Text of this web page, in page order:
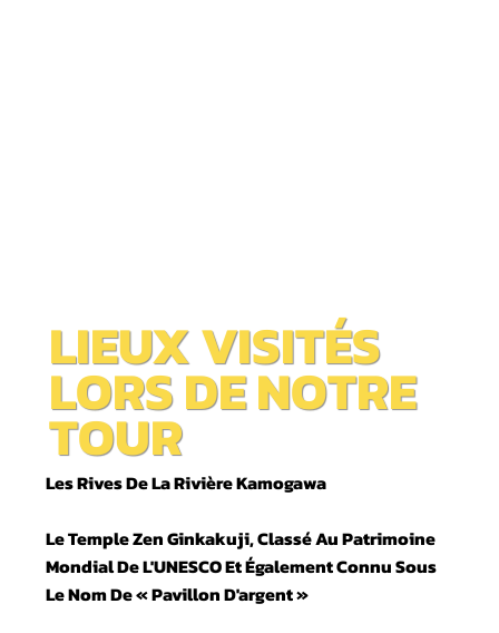
LIEUX VISITÉS
LORS DE NOTRE
TOUR
Les Rives De La Rivière Kamogawa
Le Temple Zen Ginkakuji, Classé Au Patrimoine
Mondial De L'UNESCO Et Également Connu Sous
Le Nom De « Pavillon D'argent »